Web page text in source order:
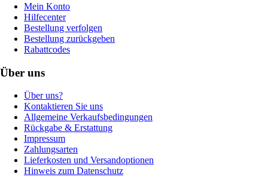
Mein Konto
Hilfecenter
Bestellung verfolgen
Bestellung zurückgeben
Rabattcodes
Über uns
Über uns?
Kontaktieren Sie uns
Allgemeine Verkaufsbedingungen
Rückgabe & Erstattung
Impressum
Zahlungsarten
Lieferkosten und Versandoptionen
Hinweis zum Datenschutz